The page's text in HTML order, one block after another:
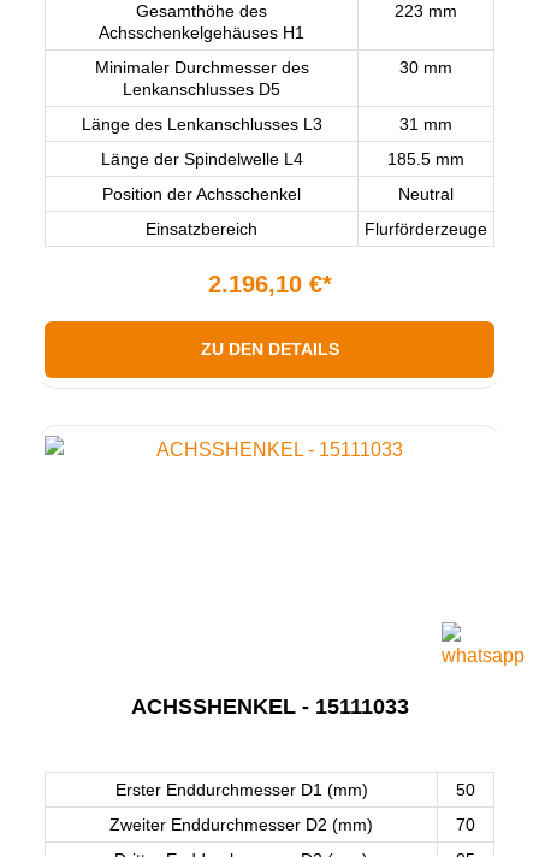
Gesamthöhe des
Achsschenkelgehäuses H1
223 mm
Minimaler Durchmesser des
Lenkanschlusses D5
30 mm
Länge des Lenkanschlusses L3
31 mm
Länge der Spindelwelle L4
185.5 mm
Position der Achsschenkel
Neutral
Einsatzbereich
Flurförderzeuge
2.196,10 €*
ZU DEN DETAILS
ACHSSHENKEL - 15111033
Erster Enddurchmesser D1 (mm)
50
Zweiter Enddurchmesser D2 (mm)
70